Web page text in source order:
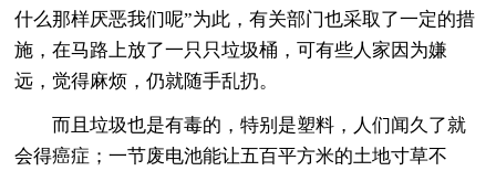
什么那样厌恶我们呢”为此，有关部门也采取了一定的措
施，在马路上放了一只只垃圾桶，可有些人家因为嫌
远，觉得麻烦，仍就随手乱扔。
而且垃圾也是有毒的，特别是塑料，人们闻久了就
会得癌症；一节废电池能让五百平方米的土地寸草不